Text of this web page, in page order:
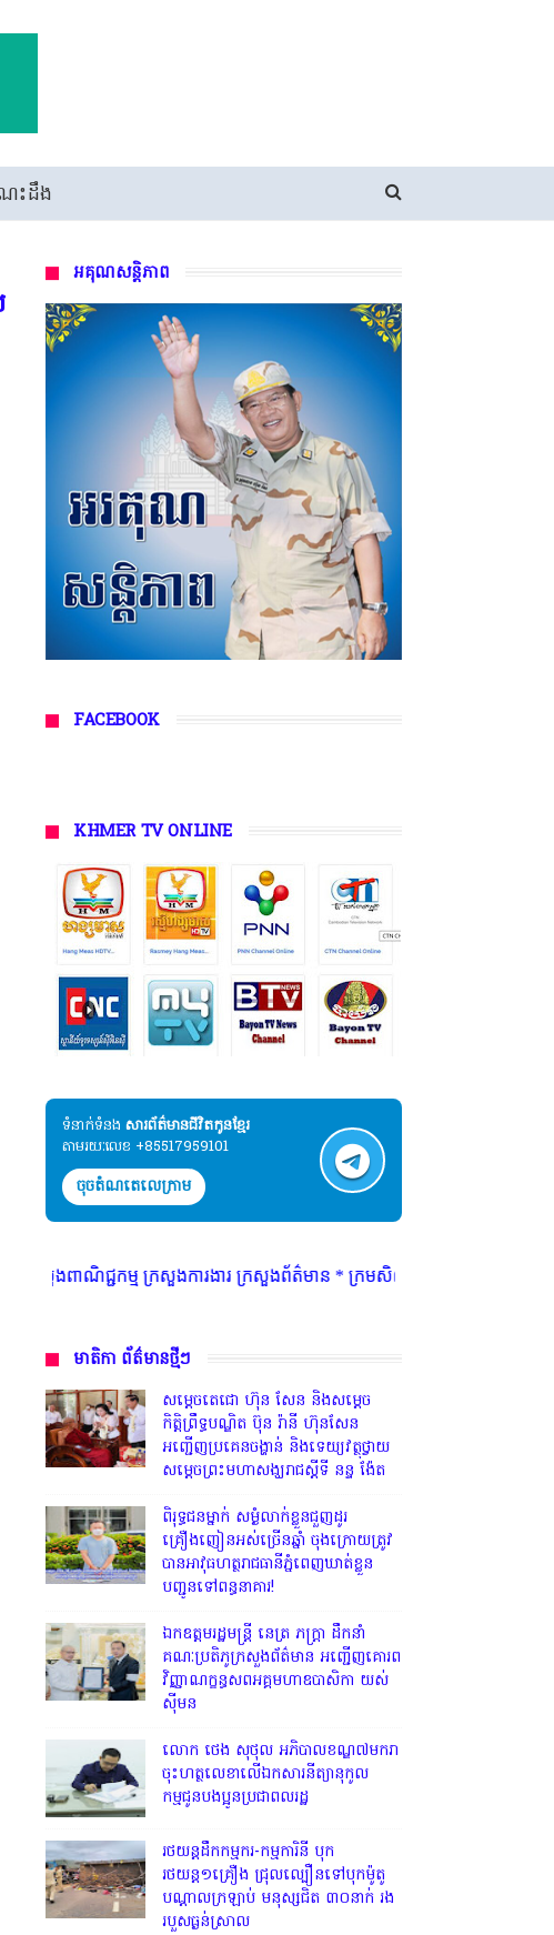
ះដឹង
អគុណសន្តិភាព
FACEBOOK
KHMER TV ONLINE
ទំនាក់ទំនង​​ សារព័ត៌មានជីវិតកូនខ្មែរ
តាមរយៈលេខ +85517959101
ចុចតំណតេលេក្រាម
ងការងារ ក្រសួងព័ត៌មាន * ក្រមសិលធម៌ វិជ្ជាជីវៈ ត្រូវបានអនុវត្ត ជាកត្តាចម្បង
មាតិកា ព័ត៌មានថ្មីៗ
សម្តេចតេជោ ហ៊ុន សែន និងសម្ដេច
កិត្តិព្រឹទ្ធបណ្ឌិត ប៊ុន រ៉ានី ហ៊ុនសែន
អញ្ជើញប្រគេនចង្ហាន់ និងទេយ្យវត្ថុថ្វាយ
សម្តេចព្រះមហាសង្ឃរាជស្តីទី នន្ទ ង៉ែត
ពិរុទ្ធ​ជនម្នាក់ សម្ងំលាក់ខ្លួនជួញដូរ
គ្រឿងញៀនអស់ច្រើនឆ្នាំ ចុងក្រោយត្រូវ
បានអាវុធហត្ថរាជធានីភ្នំពេញឃាត់ខ្លួន
បញ្ជូនទៅពន្ធនាគារ!
ឯកឧត្តមរដ្ឋមន្ត្រី នេត្រ ភក្ត្រា ដឹកនាំ
គណៈប្រតិភូក្រសួងព័ត៌មាន អញ្ជើញគោរព
វិញ្ញាណក្ខន្ធសពអគ្គមហាឧបាសិកា យស់
ស៊ីមន
លោក ថេង សុថុល អភិបាលខណ្ឌ៧មករា
ចុះហត្ថលេខាលើឯកសារនីត្យានុកូល
កម្មជូនបងប្អូនប្រជាពលរដ្ឋ
រថយន្តដឹកកម្មករ-កម្មការិនី បុក
រថយន្ត១គ្រឿង ជ្រុលល្បឿនទៅបុកម៉ូតូ
បណ្តាលក្រឡាប់ មនុស្សជិត ៣០នាក់ រង
របួសធ្ងន់ស្រាល